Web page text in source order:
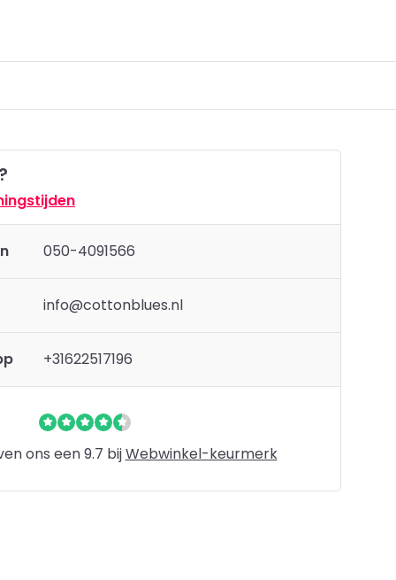
050-4091566
info@cottonblues.nl
+31622517196
ons een 9.7 bijWebwinkel-keurmerk